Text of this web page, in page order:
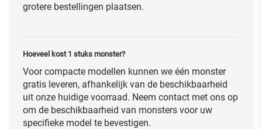
grotere bestellingen plaatsen.
Hoeveel kost 1 stuks monster?
Voor compacte modellen kunnen we één monster
gratis leveren, afhankelijk van de beschikbaarheid
uit onze huidige voorraad. Neem contact met ons op
om de beschikbaarheid van monsters voor uw
specifieke model te bevestigen.